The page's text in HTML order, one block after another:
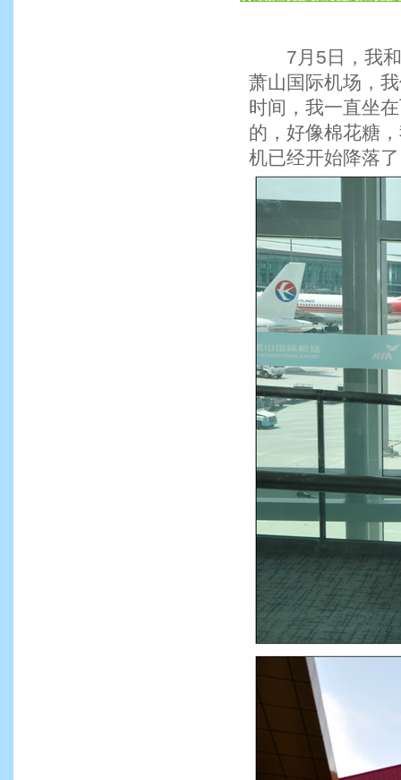
7月5日，我和
萧山国际机场，
时间，我一直坐
的，好像棉花糖
机已经开始降落